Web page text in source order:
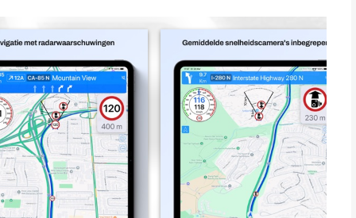
gesproken instructies, snelheidslimieten en de flitspaal
en tijd die je op de route hebt afgelegd, de snelheid op
de snelheid die je had toen je flitspalen passeerde of
en de flitsers die je daarin tegenkomt te
de app en dat is het